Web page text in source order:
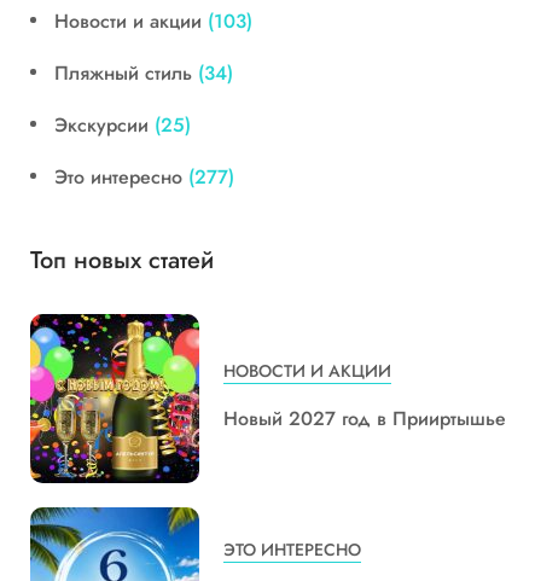
Новости и акции (103)
Пляжный стиль (34)
Экскурсии (25)
Это интересно (277)
Топ новых статей
НОВОСТИ И АКЦИИ
Новый 2027 год в Прииртышье
ЭТО ИНТЕРЕСНО